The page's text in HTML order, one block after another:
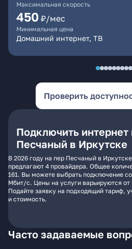
Максимальная скорость
450 ₽/мес
Минимальная цена
Домашний интернет, ТВ
Проверить
Подключить интернет
Песчаный в Иркутске
В 2026 году на пер Песчаный в
предлагают 4 провайдера. Общее
161. Вы можете выбрать подключение
Мбит/с. Цены на услуги варьируются от
Подайте заявку на подходящий тариф,
и стоимость.
Часто задаваемые